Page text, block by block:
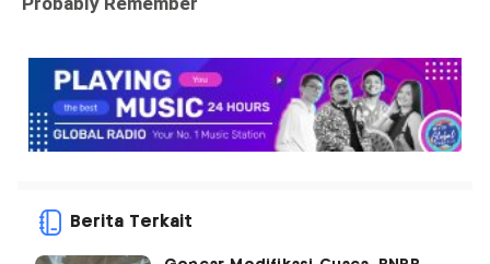
Berita Terkait